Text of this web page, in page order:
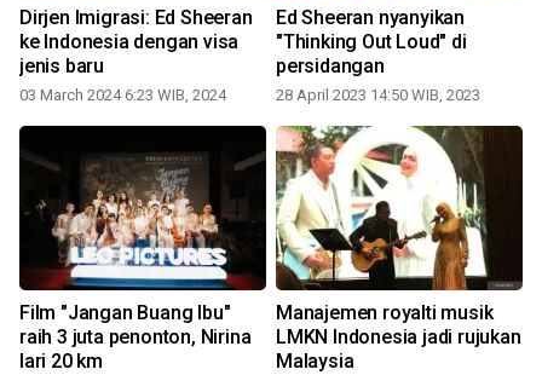
Dirjen Imigrasi: Ed Sheeran
ke Indonesia dengan visa
jenis baru
03 March 2024 6:23 WIB, 2024
Ed Sheeran nyanyikan
"Thinking Out Loud" di
persidangan
28 April 2023 14:50 WIB, 2023
Film "Jangan Buang Ibu"
raih 3 juta penonton, Nirina
lari 20 km
Manajemen royalti musik
LMKN Indonesia jadi rujukan
Malaysia